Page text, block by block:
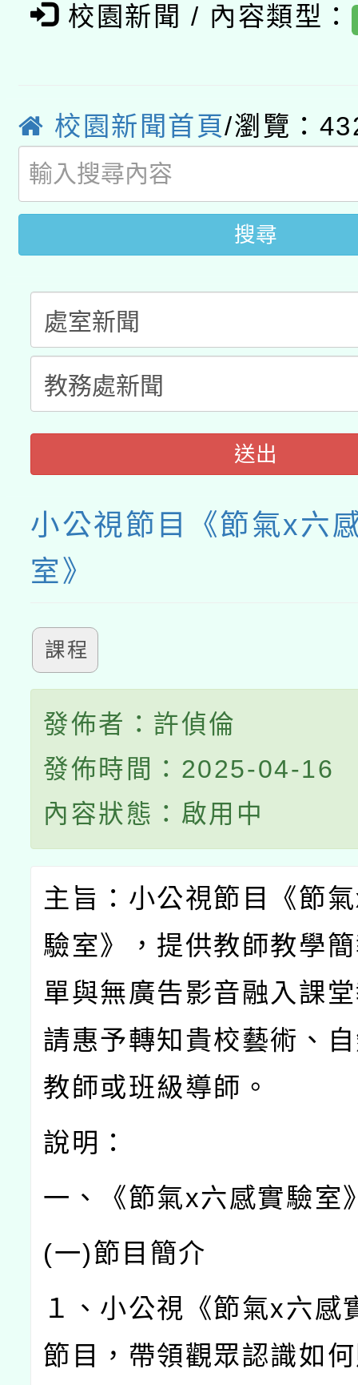
國立臺灣師範大學辦
業成長研習」實施計畫
函轉國家教育研究院中
族教育國際趨勢與發展
師專業成長研習實施計
方素養工作坊新北場」
族語言臺北學習中心
「族語學習班」招生簡
轉知有關國立成功大學
文教學共融平台-教案
教育部國民及學前教育
年度COVID-19疫苗接
接種之民眾」措施，延
月28日止
校園新聞 / 內容類型：
校園新聞首頁/瀏覽：
搜尋
送出
小公視節目《節氣x六
室》
課程
發佈者：許偵倫
發佈時間：2025-04-16
內容狀態：啟用中
主旨：小公視節目《節氣
驗室》，提供教師教學
單與無廣告影音融入課
請惠予轉知貴校藝術、
教師或班級導師。
說明：
一、《節氣x六感實驗室
(一)節目簡介
１、小公視《節氣x六感
節目，帶領觀眾認識如